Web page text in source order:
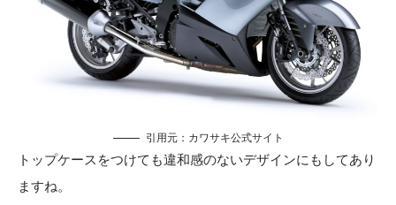
引用元： カワサキ公式サイト
トップケースをつけても違和感のないデザインにもしてあり
ますね。